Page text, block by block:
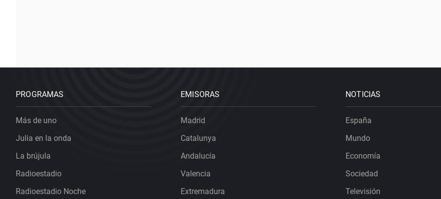
PROGRAMAS
Más de uno
Julia en la onda
La brújula
Radioestadio
Radioestadio Noche
EMISORAS
Madrid
Catalunya
Andalucía
Valencia
Extremadura
NOTICIAS
España
Mundo
Economía
Sociedad
Televisión